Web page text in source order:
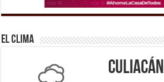
El Clima
Culiacán